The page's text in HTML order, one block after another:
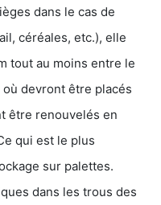
dans le cas de
céréales, etc.), elle
tout au moins entre le
où devront être placés
être renouvelés en
qui est le plus
sur palettes.
dans les trous des